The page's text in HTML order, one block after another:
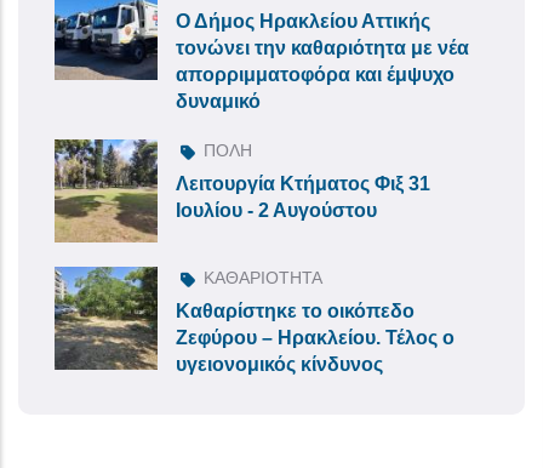
Ο Δήμος Ηρακλείου Αττικής
τονώνει την καθαριότητα με νέα
απορριμματοφόρα και έμψυχο
δυναμικό
ΠΟΛΗ
Λειτουργία Κτήματος Φιξ 31
Ιουλίου - 2 Αυγούστου
ΚΑΘΑΡΙΟΤΗΤΑ
Καθαρίστηκε το οικόπεδο
Ζεφύρου – Ηρακλείου. Τέλος ο
υγειονομικός κίνδυνος